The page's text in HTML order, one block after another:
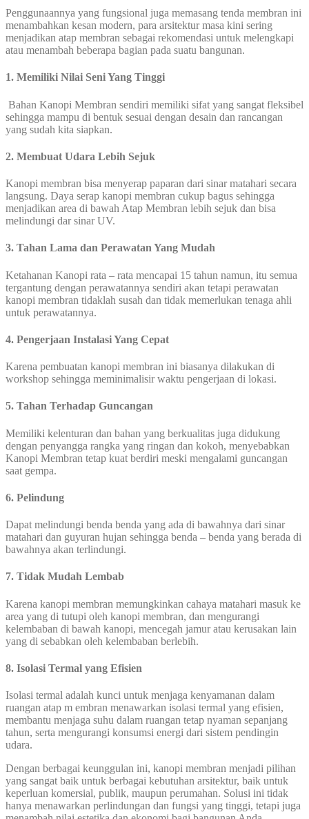
Penggunaannya yang fungsional juga memasang tenda membran ini
menambahkan kesan modern, para arsitektur masa kini sering
menjadikan atap membran sebagai rekomendasi untuk melengkapi
atau menambah beberapa bagian pada suatu bangunan.
1. Memiliki Nilai Seni Yang Tinggi
Bahan Kanopi Membran sendiri memiliki sifat yang sangat fleksibel
sehingga mampu di bentuk sesuai dengan desain dan rancangan
yang sudah kita siapkan.
2. Membuat Udara Lebih Sejuk
Kanopi membran bisa menyerap paparan dari sinar matahari secara
langsung. Daya serap kanopi membran cukup bagus sehingga
menjadikan area di bawah Atap Membran lebih sejuk dan bisa
melindungi dar sinar UV.
3. Tahan Lama dan Perawatan Yang Mudah
Ketahanan Kanopi rata – rata mencapai 15 tahun namun, itu semua
tergantung dengan perawatannya sendiri akan tetapi perawatan
kanopi membran tidaklah susah dan tidak memerlukan tenaga ahli
untuk perawatannya.
4. Pengerjaan Instalasi Yang Cepat
Karena pembuatan kanopi membran ini biasanya dilakukan di
workshop sehingga meminimalisir waktu pengerjaan di lokasi.
5. Tahan Terhadap Guncangan
Memiliki kelenturan dan bahan yang berkualitas juga didukung
dengan penyangga rangka yang ringan dan kokoh, menyebabkan
Kanopi Membran tetap kuat berdiri meski mengalami guncangan
saat gempa.
6. Pelindung
Dapat melindungi benda benda yang ada di bawahnya dari sinar
matahari dan guyuran hujan sehingga benda – benda yang berada di
bawahnya akan terlindungi.
7. Tidak Mudah Lembab
Karena kanopi membran memungkinkan cahaya matahari masuk ke
area yang di tutupi oleh kanopi membran, dan mengurangi
kelembaban di bawah kanopi, mencegah jamur atau kerusakan lain
yang di sebabkan oleh kelembaban berlebih.
8. Isolasi Termal yang Efisien
Isolasi termal adalah kunci untuk menjaga kenyamanan dalam
ruangan atap m embran menawarkan isolasi termal yang efisien,
membantu menjaga suhu dalam ruangan tetap nyaman sepanjang
tahun, serta mengurangi konsumsi energi dari sistem pendingin
udara.
Dengan berbagai keunggulan ini, kanopi membran menjadi pilihan
yang sangat baik untuk berbagai kebutuhan arsitektur, baik untuk
keperluan komersial, publik, maupun perumahan. Solusi ini tidak
hanya menawarkan perlindungan dan fungsi yang tinggi, tetapi juga